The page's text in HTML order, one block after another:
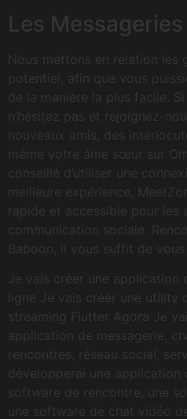
Les
Nous mettons en relation les
potentiel, afin que vous
de la manière la plus facile. Si
n’hésitez pas et rejoignez-
nouveaux amis, des
même votre âme sœur sur
conseillé d’utiliser une
meilleure expérience,
rapide et accessible pour les
communication sociale.
Baboon, il vous suffit de
Je vais créer une application
ligne Je vais créer une
streaming Flutter Agora Je
application de messagerie,
rencontres, réseau social,
développerai une application
software de rencontre, une
une software de chat vidéo